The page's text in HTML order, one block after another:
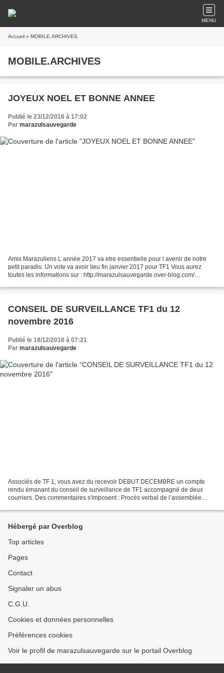
MENU
Accueil » MOBILE.ARCHIVES
MOBILE.ARCHIVES
JOYEUX NOEL ET BONNE ANNEE
Publié le 23/12/2016 à 17:02
Par marazulsauvegarde
Amis Marazuliens L année 2017 va etre essentielle pour l avenir de notre
petit paradis. Un vote va avoir lieu fin janvier 2017 pour TF1 Vous aurez
toutes les informations sur : http://marazulsauvegarde.over-blog.com/
CONSEIL DE SURVEILLANCE TF1 du 12
novembre 2016
Publié le 18/12/2016 à 07:21
Par marazulsauvegarde
Associés de TF 1, vous avez du recevoir DEBUT DECEMBRE un compte
rendu émanant du conseil de surveillance de TF1 accompagné de deux
courriers. Des commentaires s'imposent : Procès verbal de l’assemblée
Hébergé par Overblog
Top articles
Pages
Contact
Signaler un abus
C.G.U.
Cookies et données personnelles
Préférences cookies
Voir le profil de marazulsauvegarde sur le portail Overblog